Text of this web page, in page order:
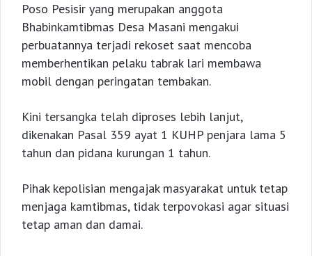
Poso Pesisir yang merupakan anggota
Bhabinkamtibmas Desa Masani mengakui
perbuatannya terjadi rekoset saat mencoba
memberhentikan pelaku tabrak lari membawa
mobil dengan peringatan tembakan.
Kini tersangka telah diproses lebih lanjut,
dikenakan Pasal 359 ayat 1 KUHP penjara lama 5
tahun dan pidana kurungan 1 tahun.
Pihak kepolisian mengajak masyarakat untuk tetap
menjaga kamtibmas, tidak terpovokasi agar situasi
tetap aman dan damai.